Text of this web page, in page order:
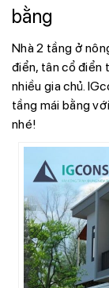
bằng
Nhà 2 tầng ở
điển, tân cổ điển
nhiều gia chủ.
tầng mái bằng
nhé!